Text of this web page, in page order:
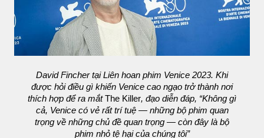
David Fincher tại Liên hoan phim Venice 2023. Khi
được hỏi điều gì khiến Venice cao ngạo trở thành nơi
thích hợp để ra mắtThe Killer, đạo diễn đáp, “Không gì
cả, Venice có vẻ rất trí tuệ — những bộ phim quan
trọng về những chủ đề quan trọng — còn đây là bộ
phim nhỏ tệ hại của chúng tôi”